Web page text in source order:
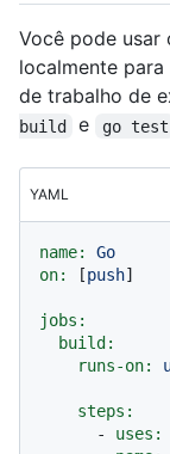
Você pode usar
localmente
de trabalho de
build
e go test
YAML
name:
Go
on:
[push]
jobs:
build:
runs-on:
steps:
-
uses: